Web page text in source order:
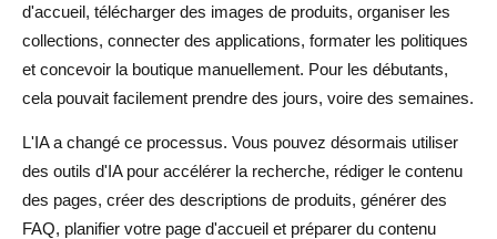
généré par IA
Minute 52 à 57 : Ajoutez les politiques et la navigation de
la boutique
Minute 57 à 60 : Vérification finale sur mobile et du
processus de paiement
d'accueil, télécharger des images de produits, organiser les
collections, connecter des applications, formater les politiques
et concevoir la boutique manuellement. Pour les débutants,
cela pouvait facilement prendre des jours, voire des semaines.
L'IA a changé ce processus. Vous pouvez désormais utiliser
des outils d'IA pour accélérer la recherche, rédiger le contenu
des pages, créer des descriptions de produits, générer des
FAQ, planifier votre page d'accueil et préparer du contenu